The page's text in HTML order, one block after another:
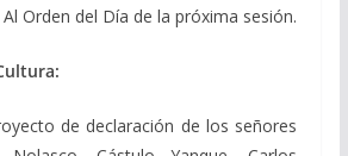
Al Orden del Día de la próxima sesión.
de declaración de los señores